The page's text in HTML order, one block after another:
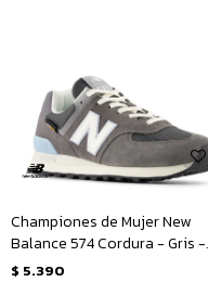
Championes de Mujer New
Balance 574 Cordura - Gris -
Blanco
$ 5.390